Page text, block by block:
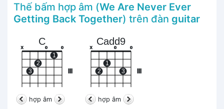
Thế bấm hợp âm (We Are Never Ever
Getting Back Together) trên đàn guitar
C
x
3
2
o
1
o
hợp âm
Cadd9
x
2
1
o
3
o
hợp âm